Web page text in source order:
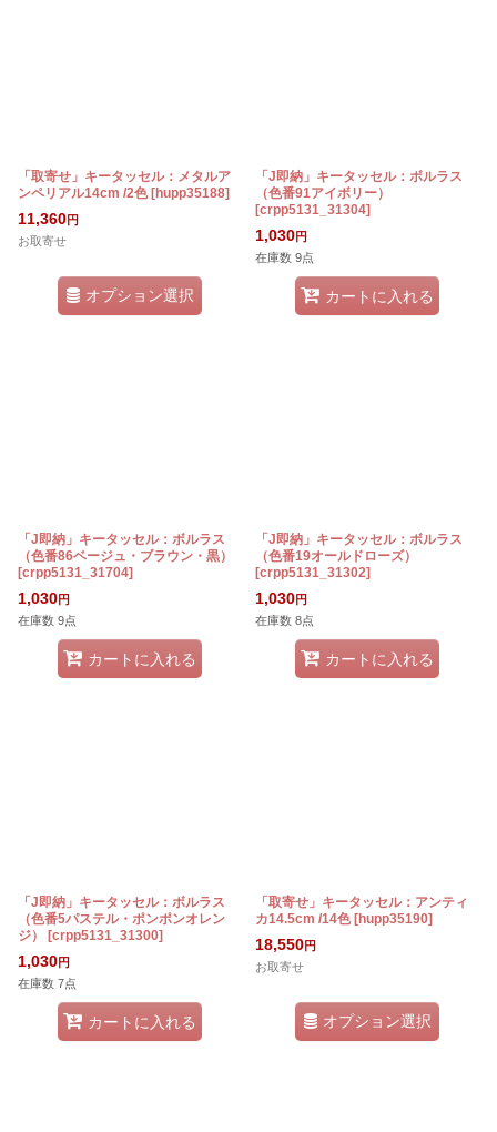
「取寄せ」キータッセル：メタルア
ンペリアル14cm /2色 [hupp35188]
11,360円
お取寄せ
オプション選択
「J即納」キータッセル：ボルラス
（色番91アイボリー）
[crpp5131_31304]
1,030円
在庫数 9点
カートに入れる
「J即納」キータッセル：ボルラス
（色番86ベージュ・ブラウン・黒）
[crpp5131_31704]
1,030円
在庫数 9点
カートに入れる
「J即納」キータッセル：ボルラス
（色番19オールドローズ）
[crpp5131_31302]
1,030円
在庫数 8点
カートに入れる
「J即納」キータッセル：ボルラス
（色番5パステル・ポンポンオレン
ジ）
[crpp5131_31300]
1,030円
在庫数 7点
カートに入れる
「取寄せ」キータッセル：アンティ
カ14.5cm /14色 [hupp35190]
18,550円
お取寄せ
オプション選択